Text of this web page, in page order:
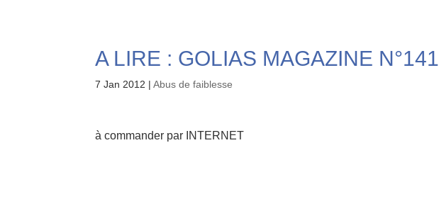
A LIRE : GOLIAS MAGAZINE N°141
7 Jan 2012 |Abus de faiblesse
à commander par INTERNET